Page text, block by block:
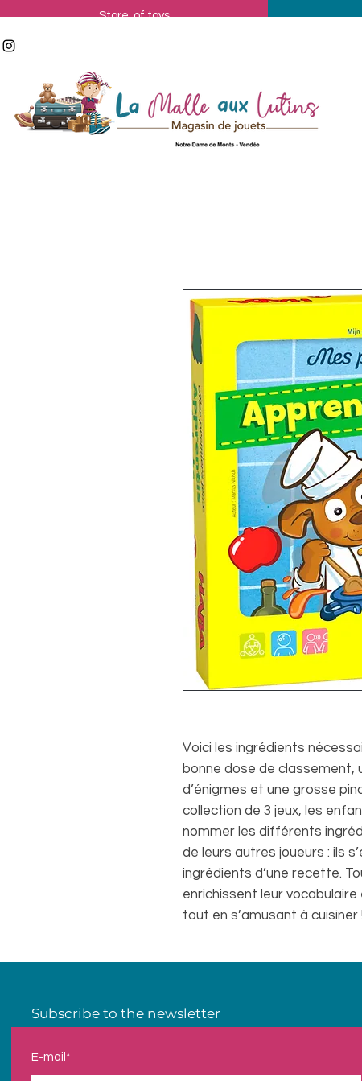
Store of toys
Voici les ingrédients
bonne dose de classement,
d’énigmes et une grosse
collection de 3 jeux, les
nommer les différents
de leurs autres joueurs : ils
ingrédients d’une recette.
enrichissent leur
tout en s’amusant à
Subscribe to the newsletter
E-mail*